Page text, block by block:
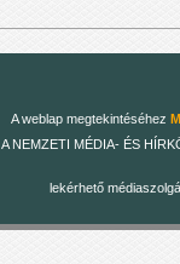
A weblap megtekintéséhez
A NEMZETI MÉDIA- ÉS
lekérhető